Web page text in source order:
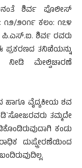
ಶಿರ್ವ ಪೊಲೀಸ್
೧೨/೨೦೧೯ ಕಲಂ: ೧೭೪
ಶಿರ್ವ ರವರು
ಪ್ರಕರಣದ ತನಿಖೆಯನ್ನು
ನೀಡಿ ಮೇಲ್ವಿಚಾರಣೆ
ವೈದ್ಯಕೀಯ ಶವ
ತಮ್ಮದೇ
ಕಂಡು
ದುಷ್ಪ್ರೇರಣೆಯಿಂದ